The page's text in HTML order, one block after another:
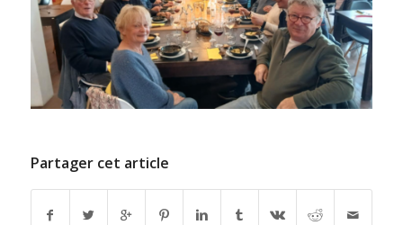
Partager cet article